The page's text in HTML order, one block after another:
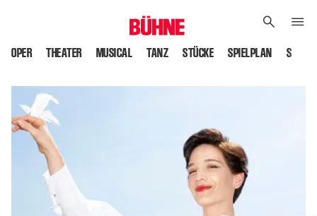
OPER THEATER MUSICAL TANZ STÜCKE SPIELPLAN